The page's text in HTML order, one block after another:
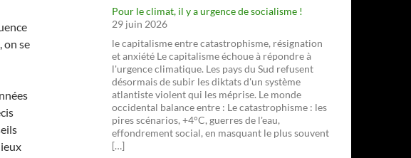
on se
Pour le climat, il y a urgence de socialisme !
29 juin 2026
le capitalisme entre catastrophisme, résignation
et anxiété Le capitalisme échoue à répondre à
l'urgence climatique. Les pays du Sud refusent
désormais de subir les diktats d'un système
atlantiste violent qui les méprise. Le monde
occidental balance entre : Le catastrophisme : les
pires scénarios, +4°C, guerres de l'eau,
effondrement social, en masquant le plus souvent
[…]